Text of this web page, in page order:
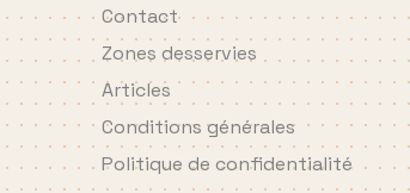
Contact
Zones desservies
Articles
Conditions générales
Politique de confidentialité